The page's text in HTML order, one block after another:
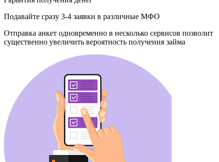
Подавайте сразу 3-4 заявки в различные МФО
Отправка анкет одновременно в несколько сервисов позволит
существенно увеличить вероятность получения займа